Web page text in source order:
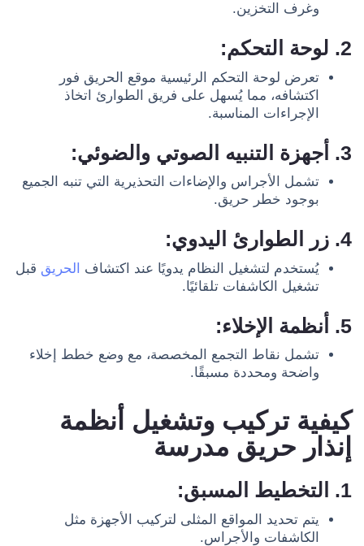
وغرف التخزين.
2. لوحة التحكم:
تعرض لوحة التحكم الرئيسية موقع الحريق فور
اكتشافه، مما يُسهل على فريق الطوارئ اتخاذ
الإجراءات المناسبة.
3. أجهزة التنبيه الصوتي والضوئي:
تشمل الأجراس والإضاءات التحذيرية التي تنبه الجميع
بوجود خطر حريق.
4. زر الطوارئ اليدوي:
يُستخدم لتشغيل النظام يدويًا عند اكتشاف الحريق قبل
تشغيل الكاشفات تلقائيًا.
5. أنظمة الإخلاء:
تشمل نقاط التجمع المخصصة، مع وضع خطط إخلاء
واضحة ومحددة مسبقًا.
كيفية تركيب وتشغيل أنظمة
إنذار حريق مدرسة
1. التخطيط المسبق:
يتم تحديد المواقع المثلى لتركيب الأجهزة مثل
الكاشفات والأجراس.